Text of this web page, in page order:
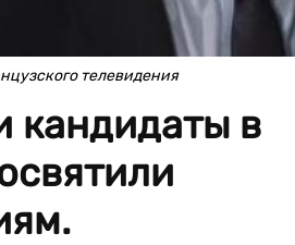
телевидения
кандидаты в